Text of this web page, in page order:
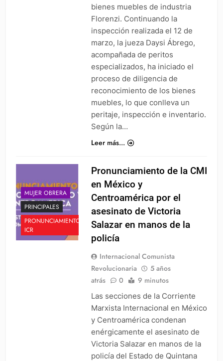
bienes muebles de industria
Florenzi. Continuando la
inspección realizada el 12 de
marzo, la jueza Daysi Ábrego,
acompañada de peritos
especializados, ha iniciado el
proceso de diligencia de
reconocimiento de los bienes
muebles, lo que conlleva un
peritaje, inspección e inventario.
Según la…
Leer más...
MUJER OBRERA
PRINCIPALES
PRONUNCIAMIENTO
ICR
Pronunciamiento de la CMI
en México y
Centroamérica por el
asesinato de Victoria
Salazar en manos de la
policía
Internacional Comunista
Revolucionaria
5 años
atrás
0 9 minutos
Las secciones de la Corriente
Marxista Internacional en México
y Centroamérica condenan
enérgicamente el asesinato de
Victoria Salazar en manos de la
policía del Estado de Quintana